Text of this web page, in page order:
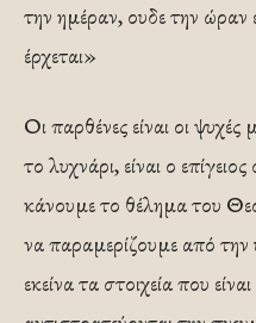
την ημέραν, ουδε την
έρχεται»
Οι παρθένες είναι οι
το λυχνάρι, είναι ο
κάνουμε το θέλημα του
να παραμερίζουμε από
εκείνα τα στοιχεία που